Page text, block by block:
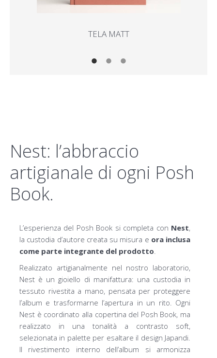
TELA MATT
Nest: l’abbraccio
artigianale di ogni Posh
Book.
L’esperienza del Posh Book si completa con Nest,
la custodia d’autore creata su misura e ora inclusa
come parte integrante del prodotto.
Realizzato artigianalmente nel nostro laboratorio,
Nest è un gioiello di manifattura: una custodia in
tessuto rivestita a mano, pensata per proteggere
l’album e trasformarne l’apertura in un rito. Ogni
Nest è coordinato alla copertina del Posh Book, ma
realizzato in una tonalità a contrasto soft,
selezionata in palette per esaltare il design Japandi.
Il rivestimento interno dell’album si armonizza